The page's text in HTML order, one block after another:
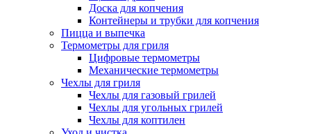
Доска для копчения
Контейнеры и трубки для копчения
Пицца и выпечка
Термометры для гриля
Цифровые термометры
Механические термометры
Чехлы для гриля
Чехлы для газовый грилей
Чехлы для угольных грилей
Чехлы для коптилен